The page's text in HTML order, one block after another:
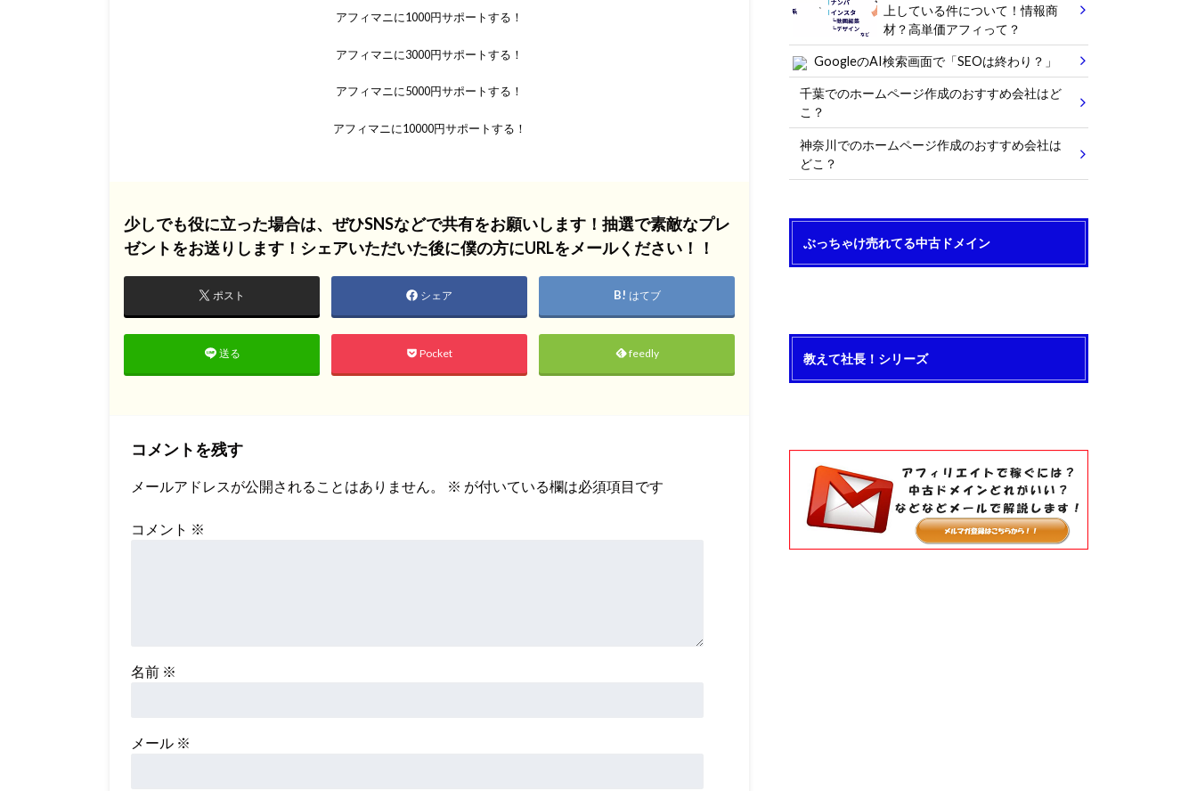
アフィマニに1000円サポートする！
アフィマニに3000円サポートする！
アフィマニに5000円サポートする！
アフィマニに10000円サポートする！
少しでも役に立った場合は、ぜひSNSなどで共有をお願いします！抽選で素敵なプレ
ゼントをお送りします！シェアいただいた後に僕の方にURLをメールください！！
ポスト シェア はてブ
送る Pocket feedly
コメントを残す
メールアドレスが公開されることはありません。 ※ が付いている欄は必須項目です
コメント ※
名前 ※
メール ※
上している件について！情報商
材？高単価アフィって？
GoogleのAI検索画面で「SEOは終わり？」
千葉でのホームページ作成のおすすめ会社はど
こ？
神奈川でのホームページ作成のおすすめ会社は
どこ？
ぶっちゃけ売れてる中古ドメイン
教えて社長！シリーズ